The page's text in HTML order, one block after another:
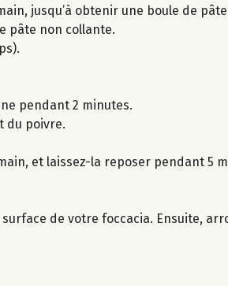
jusqu’à obtenir une boule de
pâte non collante.
pendant 2 minutes.
du poivre.
et laissez-la reposer pendant 5
de votre foccacia. Ensuite,